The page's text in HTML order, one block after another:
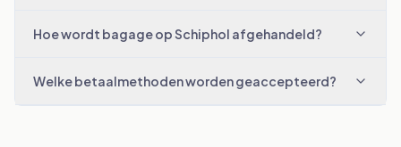
Hoe wordt bagage op Schiphol afgehandeld?
Welke betaalmethoden worden geaccepteerd?